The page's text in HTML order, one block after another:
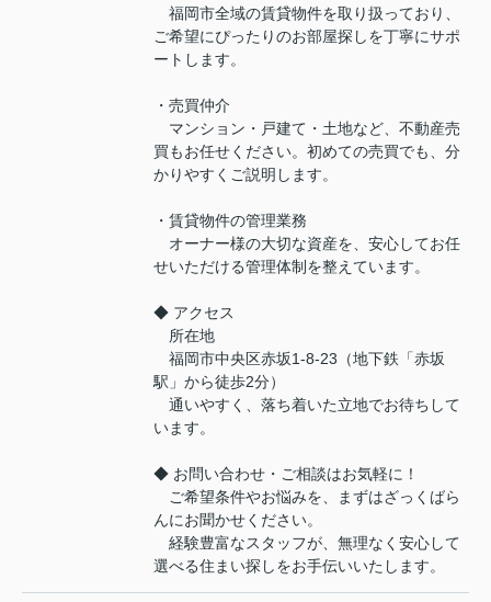
福岡市全域の賃貸物件を取り扱っており、
ご希望にぴったりのお部屋探しを丁寧にサポ
ートします。
・売買仲介
マンション・戸建て・土地など、不動産売
買もお任せください。初めての売買でも、分
かりやすくご説明します。
・賃貸物件の管理業務
オーナー様の大切な資産を、安心してお任
せいただける管理体制を整えています。
◆ アクセス
所在地
福岡市中央区赤坂1-8-23（地下鉄「赤坂
駅」から徒歩2分）
通いやすく、落ち着いた立地でお待ちして
います。
◆ お問い合わせ・ご相談はお気軽に！
ご希望条件やお悩みを、まずはざっくばら
んにお聞かせください。
経験豊富なスタッフが、無理なく安心して
選べる住まい探しをお手伝いいたします。